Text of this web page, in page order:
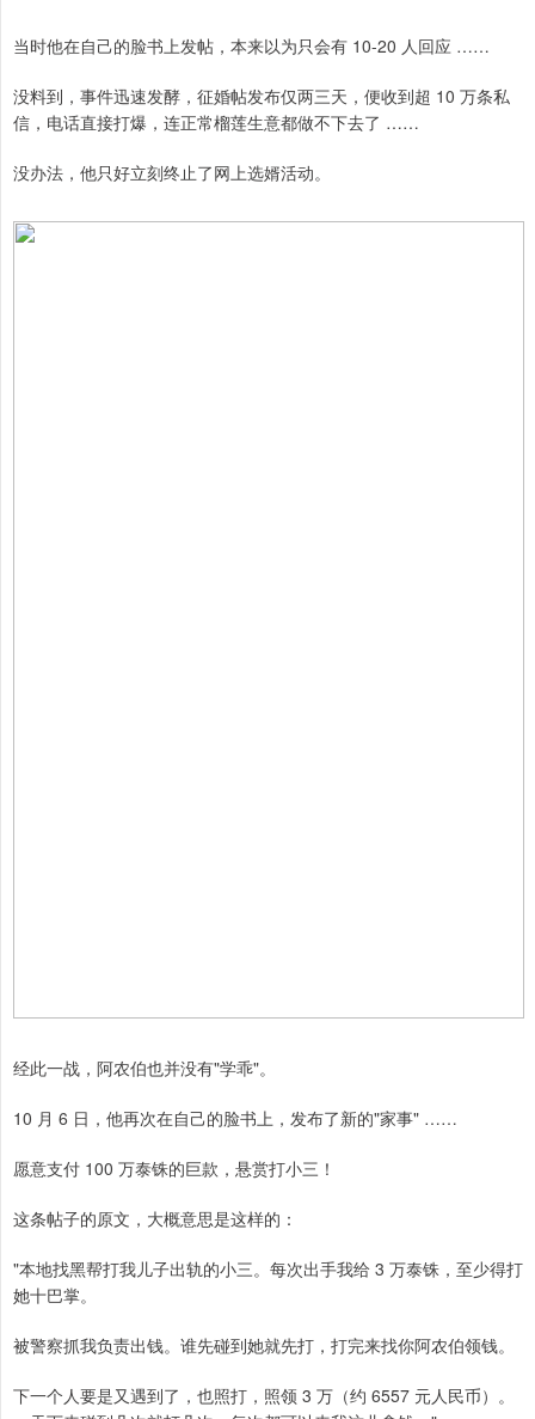
当时他在自己的脸书上发帖，本来以为只会有 10-20 人回应 ……
没料到，事件迅速发酵，征婚帖发布仅两三天，便收到超 10 万条私
信，电话直接打爆，连正常榴莲生意都做不下去了 ……
没办法，他只好立刻终止了网上选婿活动。
经此一战，阿农伯也并没有"学乖"。
10 月 6 日，他再次在自己的脸书上，发布了新的"家事" ……
愿意支付 100 万泰铢的巨款，悬赏打小三！
这条帖子的原文，大概意思是这样的：
"本地找黑帮打我儿子出轨的小三。每次出手我给 3 万泰铢，至少得打
她十巴掌。
被警察抓我负责出钱。谁先碰到她就先打，打完来找你阿农伯领钱。
下一个人要是又遇到了，也照打，照领 3 万（约 6557 元人民币）。